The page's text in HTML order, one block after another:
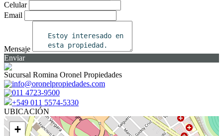
Celular
Email
Mensaje
Enviar
Sucursal Romina Oronel Propiedades
info@oronelpropiedades.com
011 4723-9500
+549 011 5574-5330
UBICACIÓN
+